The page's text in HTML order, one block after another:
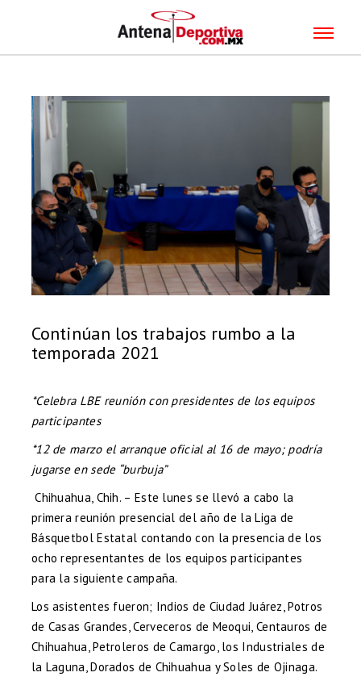
Continúan los trabajos rumbo a la
temporada 2021
*Celebra LBE reunión con presidentes de los equipos
participantes
*12 de marzo el arranque oficial al 16 de mayo; podría
jugarse en sede “burbuja”
Chihuahua, Chih. – Este lunes se llevó a cabo la
primera reunión presencial del año de la Liga de
Básquetbol Estatal contando con la presencia de los
ocho representantes de los equipos participantes
para la siguiente campaña.
Los asistentes fueron; Indios de Ciudad Juárez, Potros
de Casas Grandes, Cerveceros de Meoqui, Centauros de
Chihuahua, Petroleros de Camargo, los Industriales de
la Laguna, Dorados de Chihuahua y Soles de Ojinaga.